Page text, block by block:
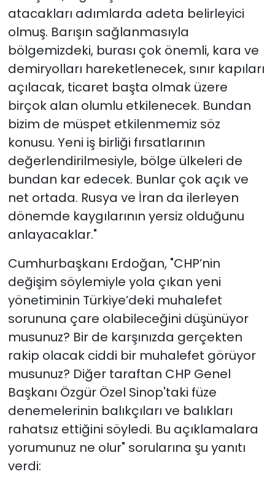
atacakları adımlarda adeta belirleyici
olmuş. Barışın sağlanmasıyla
bölgemizdeki, burası çok önemli, kara ve
demiryolları hareketlenecek, sınır kapıları
açılacak, ticaret başta olmak üzere
birçok alan olumlu etkilenecek. Bundan
bizim de müspet etkilenmemiz söz
konusu. Yeni iş birliği fırsatlarının
değerlendirilmesiyle, bölge ülkeleri de
bundan kar edecek. Bunlar çok açık ve
net ortada. Rusya ve İran da ilerleyen
dönemde kaygılarının yersiz olduğunu
anlayacaklar."
Cumhurbaşkanı Erdoğan, "CHP’nin
değişim söylemiyle yola çıkan yeni
yönetiminin Türkiye’deki muhalefet
sorununa çare olabileceğini düşünüyor
musunuz? Bir de karşınızda gerçekten
rakip olacak ciddi bir muhalefet görüyor
musunuz? Diğer taraftan CHP Genel
Başkanı Özgür Özel Sinop'taki füze
denemelerinin balıkçıları ve balıkları
rahatsız ettiğini söyledi. Bu açıklamalara
yorumunuz ne olur" sorularına şu yanıtı
verdi: